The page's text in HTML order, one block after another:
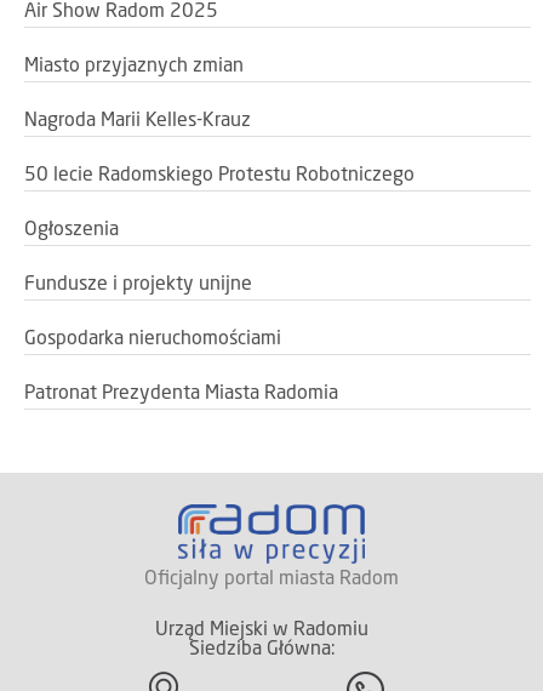
Air Show Radom 2025
Miasto przyjaznych zmian
Nagroda Marii Kelles-Krauz
50 lecie Radomskiego Protestu Robotniczego
Ogłoszenia
Fundusze i projekty unijne
Gospodarka nieruchomościami
Patronat Prezydenta Miasta Radomia
Oficjalny portal miasta Radom
Urząd Miejski w Radomiu
Siedziba Główna: